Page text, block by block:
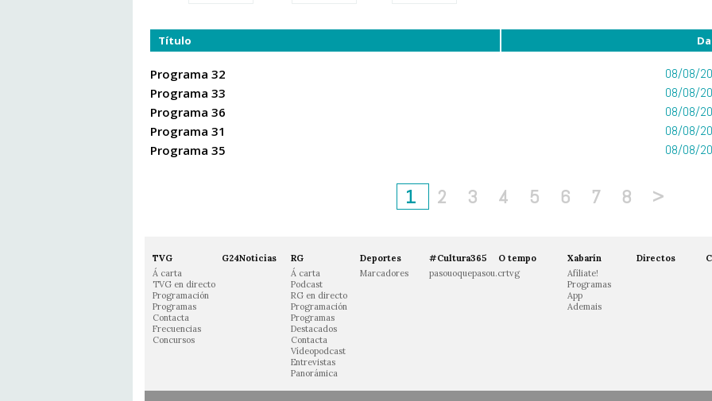
Título
Programa 32 08/08/
Programa 33 08/08/
Programa 36 08/08/
Programa 31 08/08/
Programa 35 08/08/
1 2 3 4 5 6 7 8 >
TVG
Á carta
TVG en directo
Programación
Programas
Contacta
Frecuencias
Concursos
G24Noticias
RG
Á carta
Podcast
RG en directo
Programación
Programas
Destacados
Contacta
Vídeopodcast
Entrevistas
Panorámica
Deportes
Marcadores
#Cultura365
pasouoquepasou.crtvg
O tempo
Xabarín
Afíliate!
Programas
App
Ademais
Directos